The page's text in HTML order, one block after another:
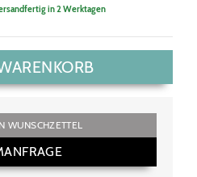
in 2 Werktagen
WUNSCHZETTEL